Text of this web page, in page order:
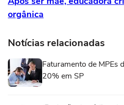
orgânica
Notícias relacionadas
Faturamento de MPEs
20% em SP